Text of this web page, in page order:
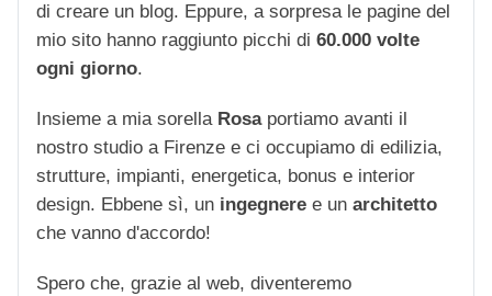
di creare un blog. Eppure, a sorpresa le pagine del
mio sito hanno raggiunto picchi di 60.000 volte
ogni giorno.
Insieme a mia sorella Rosaportiamo avanti il
nostro studio a Firenze e ci occupiamo di edilizia,
strutture, impianti, energetica, bonus e interior
design. Ebbene sì, un ingegnere e un architetto
che vanno d'accordo!
Spero che, grazie al web, diventeremo